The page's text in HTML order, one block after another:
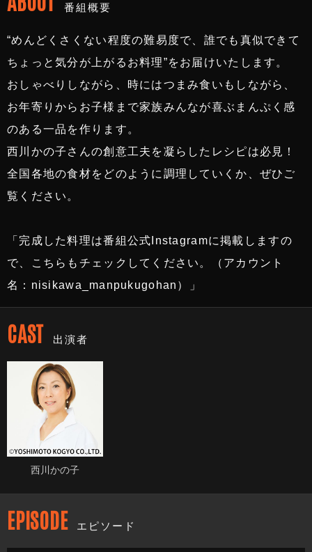
番組概要
“めんどくさくない程度の難易度で、誰でも真似できて
ちょっと気分が上がるお料理”をお届けいたします。
おしゃべりしながら、時にはつまみ食いもしながら、
お年寄りからお子様まで家族みんなが喜ぶまんぷく感
のある一品を作ります。
西川かの子さんの創意工夫を凝らしたレシピは必見！
全国各地の食材をどのように調理していくか、ぜひご
覧ください。
「完成した料理は番組公式Instagramに掲載しますの
で、こちらもチェックしてください。（アカウント
名：nisikawa_manpukugohan）」
CAST 出演者
西川かの子
EPISODE エピソード